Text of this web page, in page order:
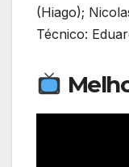
(Hiago);
Técnico: